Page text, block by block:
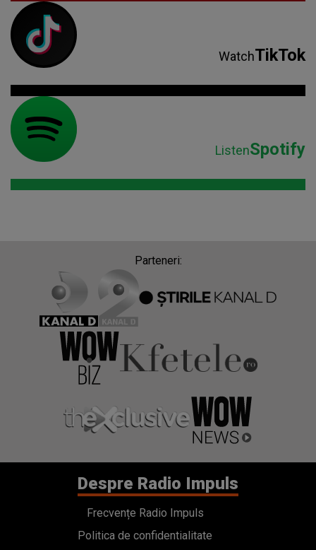
WatchTikTok
ListenSpotify
Parteneri:
Despre Radio Impuls
Frecvențe Radio Impuls
Politica de confidentialitate